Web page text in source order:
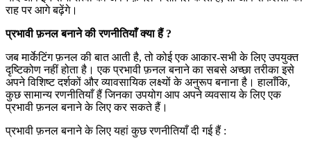
राह पर आगे बढ़ेंगे।
प्रभावी फ़नल बनाने की रणनीतियाँ क्या हैं ?
जब मार्केटिंग फ़नल की बात आती है, तो कोई एक आकार-सभी के लिए उपयुक्त
दृष्टिकोण नहीं होता है। एक प्रभावी फ़नल बनाने का सबसे अच्छा तरीका इसे
अपने विशिष्ट दर्शकों और व्यावसायिक लक्ष्यों के अनुरूप बनाना है। हालाँकि,
कुछ सामान्य रणनीतियाँ हैं जिनका उपयोग आप अपने व्यवसाय के लिए एक
प्रभावी फ़नल बनाने के लिए कर सकते हैं।
प्रभावी फ़नल बनाने के लिए यहां कुछ रणनीतियाँ दी गई हैं :